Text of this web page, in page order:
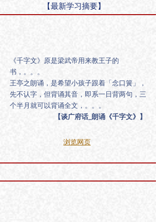
【最新学习摘要】
《千字文》原是梁武帝用来教王子的
书，。。。
王亭之朗诵，是希望小孩子跟着「念口簧」，
先不认字，但背诵其音，即系一日背两句，三
个半月就可以背诵全文，。。。
【谈广府话_朗诵《千字文》】
浏览网页